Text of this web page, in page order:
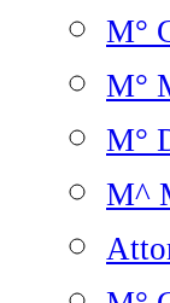
M°
M°
M°
M^